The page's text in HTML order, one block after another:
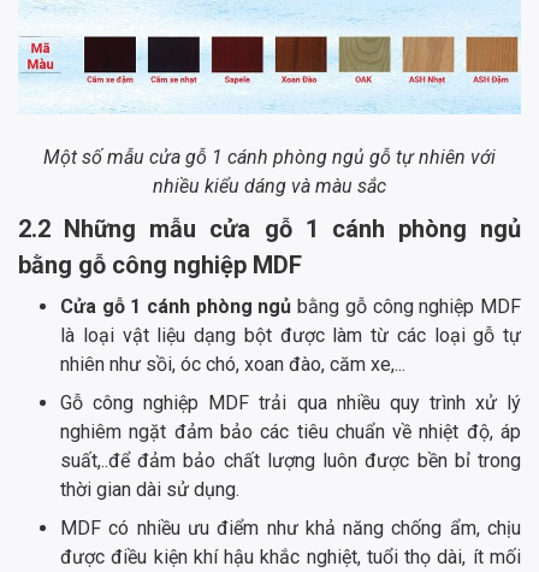
Một số mẫu cửa gỗ 1 cánh phòng ngủ gỗ tự nhiên với
nhiều kiểu dáng và màu sắc
2.2 Những mẫu cửa gỗ 1 cánh phòng ngủ
bằng gỗ công nghiệp MDF
Cửa gỗ 1 cánh phòng ngủbằng gỗ công nghiệp MDF
là loại vật liệu dạng bột được làm từ các loại gỗ tự
nhiên như sồi, óc chó, xoan đào, căm xe,...
Gỗ công nghiệp MDF trải qua nhiều quy trình xử lý
nghiêm ngặt đảm bảo các tiêu chuẩn về nhiệt độ, áp
suất,..để đảm bảo chất lượng luôn được bền bỉ trong
thời gian dài sử dụng.
MDF có nhiều ưu điểm như khả năng chống ẩm, chịu
được điều kiện khí hậu khắc nghiệt, tuổi thọ dài, ít mối